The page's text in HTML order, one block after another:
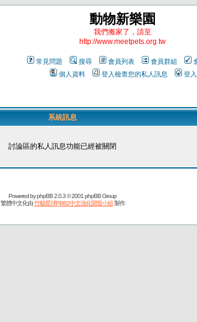
動物新樂園
我們搬家了，請至
http://www.meetpets.org.tw
常見問題 搜尋 會員列表 會員群組
個人資料
登入檢查您的私人訊息 登入
系統訊息
討論區的私人訊息功能已經被關閉
Powered byphpBB2.0.3 © 2001 phpBB Group
繁體中文化由竹貓星球PBB2中文強化開發小組製作